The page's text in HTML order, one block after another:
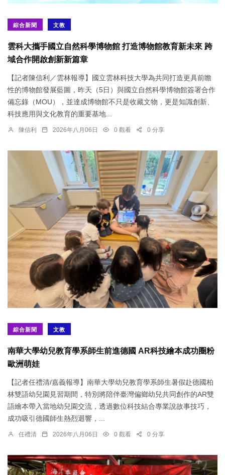
綜合新聞 文教
雲科大攜手國立自然科學博物館 打造博物館教育新未來 跨
域合作開啟創新新篇章
【記者陳信利／雲林報導】國立雲林科技大學為共同打造更具前瞻
性的博物館發展藍圖，昨天（5日）與國立自然科學博物館簽署合作
備忘錄（MOU），並達成博物館不只是收藏文物，更是知識創新、
科技應用與文化教育的重要基地...
陳信利 2026年八月06日 0 觀看 0 分享
綜合新聞 文教
南華大學幼兒教育學系師生前進德國 AR科技繪本成功圈粉
歐洲萌娃
【記者任禮清/嘉義報導】南華大學幼兒教育學系師生暑假赴德國柏
林雙語幼兒園見習期間，特別將陪伴臺灣偏鄉幼兒共同創作的AR雙
語繪本帶入當地幼兒園交流，透過數位科技結合專業說故事技巧，
成功吸引德國師生熱烈迴響，...
任禮清 2026年八月06日 0 觀看 0 分享